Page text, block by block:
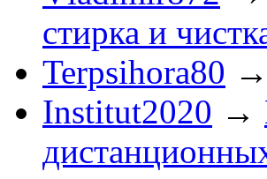
стирка и
Terpsihora80 →
Institut2020 →